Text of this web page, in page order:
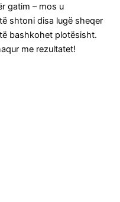
gatim – mos u
shtoni disa lugë sheqer
bashkohet plotësisht.
me rezultatet!